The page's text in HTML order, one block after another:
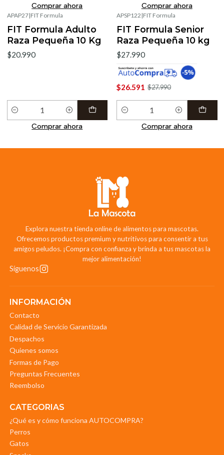
Comprar ahora Comprar ahora
APAP27|FIT Formula
FIT Formula Adulto
Raza Pequeña 10 Kg
$20.990
Cantidad
Comprar ahora
APSP122 |FIT Formula
FIT Formula Senior
Raza Pequeña 10 kg
$27.990
$26.591 $27.990
Cantidad
Comprar ahora
Explora nuestra tienda online de alimentos para mascotas.
Ofrecemos productos premium y nutritivos para consentir a tus
amigos peludos. ¡Compra con confianza y brinda a tus mascotas la
mejor alimentación!
Síguenos
INFORMACIÓN
Contacto
Calidad de Servicio Garantizada
Despachos
Quienes somos
Formas de Pago
Preguntas Frecuentes
Reembolso
CATEGORIAS
¿Qué es y cómo funciona AUTOCOMPRA?
Perros
Gatos